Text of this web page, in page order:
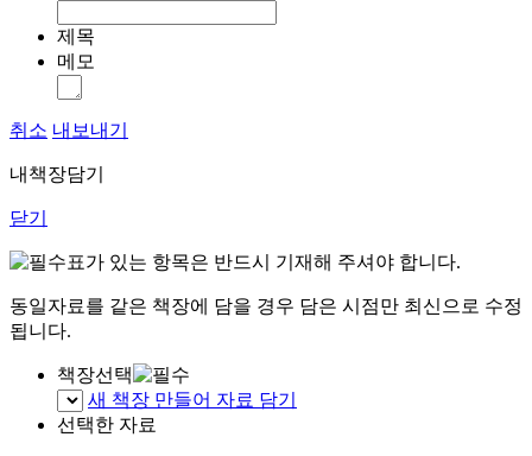
제목
메모
취소 내보내기
내책장담기
닫기
표가 있는 항목은 반드시 기재해 주셔야 합니다.
동일자료를 같은 책장에 담을 경우 담은 시점만 최신으로 수정
됩니다.
책장선택
새 책장 만들어 자료 담기
선택한 자료